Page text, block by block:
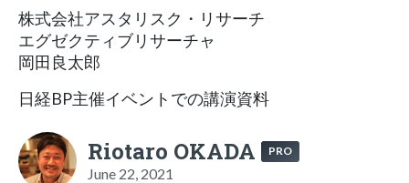
株式会社アスタリスク・リサーチ
エグゼクティブリサーチャ
岡田良太郎
日経BP主催イベントでの講演資料
Riotaro OKADA PRO
June 22, 2021